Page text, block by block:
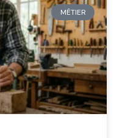
MÉTIER